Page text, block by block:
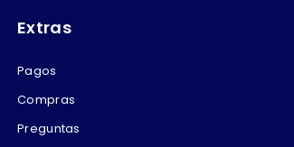
Extras
Pagos
Compras
Preguntas